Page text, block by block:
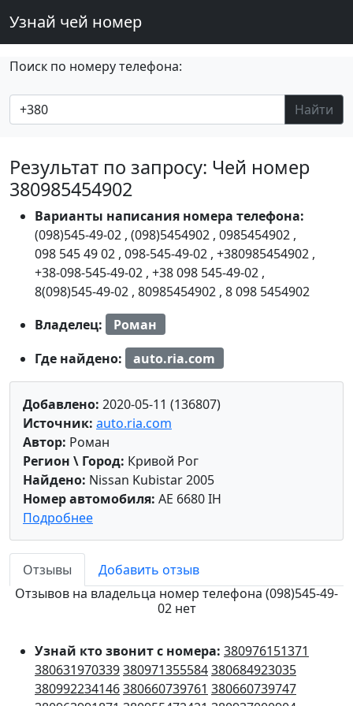
Узнай чей номер
Поиск по номеру телефона:
Найти
Результат по запросу: Чей номер
380985454902
Варианты написания номера телефона:
(098)545-49-02 , (098)5454902 , 0985454902 ,
098 545 49 02 , 098-545-49-02 , +380985454902 ,
+38-098-545-49-02 , +38 098 545-49-02 ,
8(098)545-49-02 , 80985454902 , 8 098 5454902
Владелец:
Роман
Где найдено:
auto.ria.com
Добавлено: 2020-05-11 (136807)
Источник: auto.ria.com
Автор: Роман
Регион \ Город: Кривой Рог
Найдено: Nissan Kubistar 2005
Номер автомобиля: AE 6680 IH
Подробнее
Отзывы
Добавить отзыв
Отзывов на владельца номер телефона (098)545-49-
02 нет
Узнай кто звонит с номера: 380976151371
380631970339380971355584380684923035
380992234146380660739761 380660739747